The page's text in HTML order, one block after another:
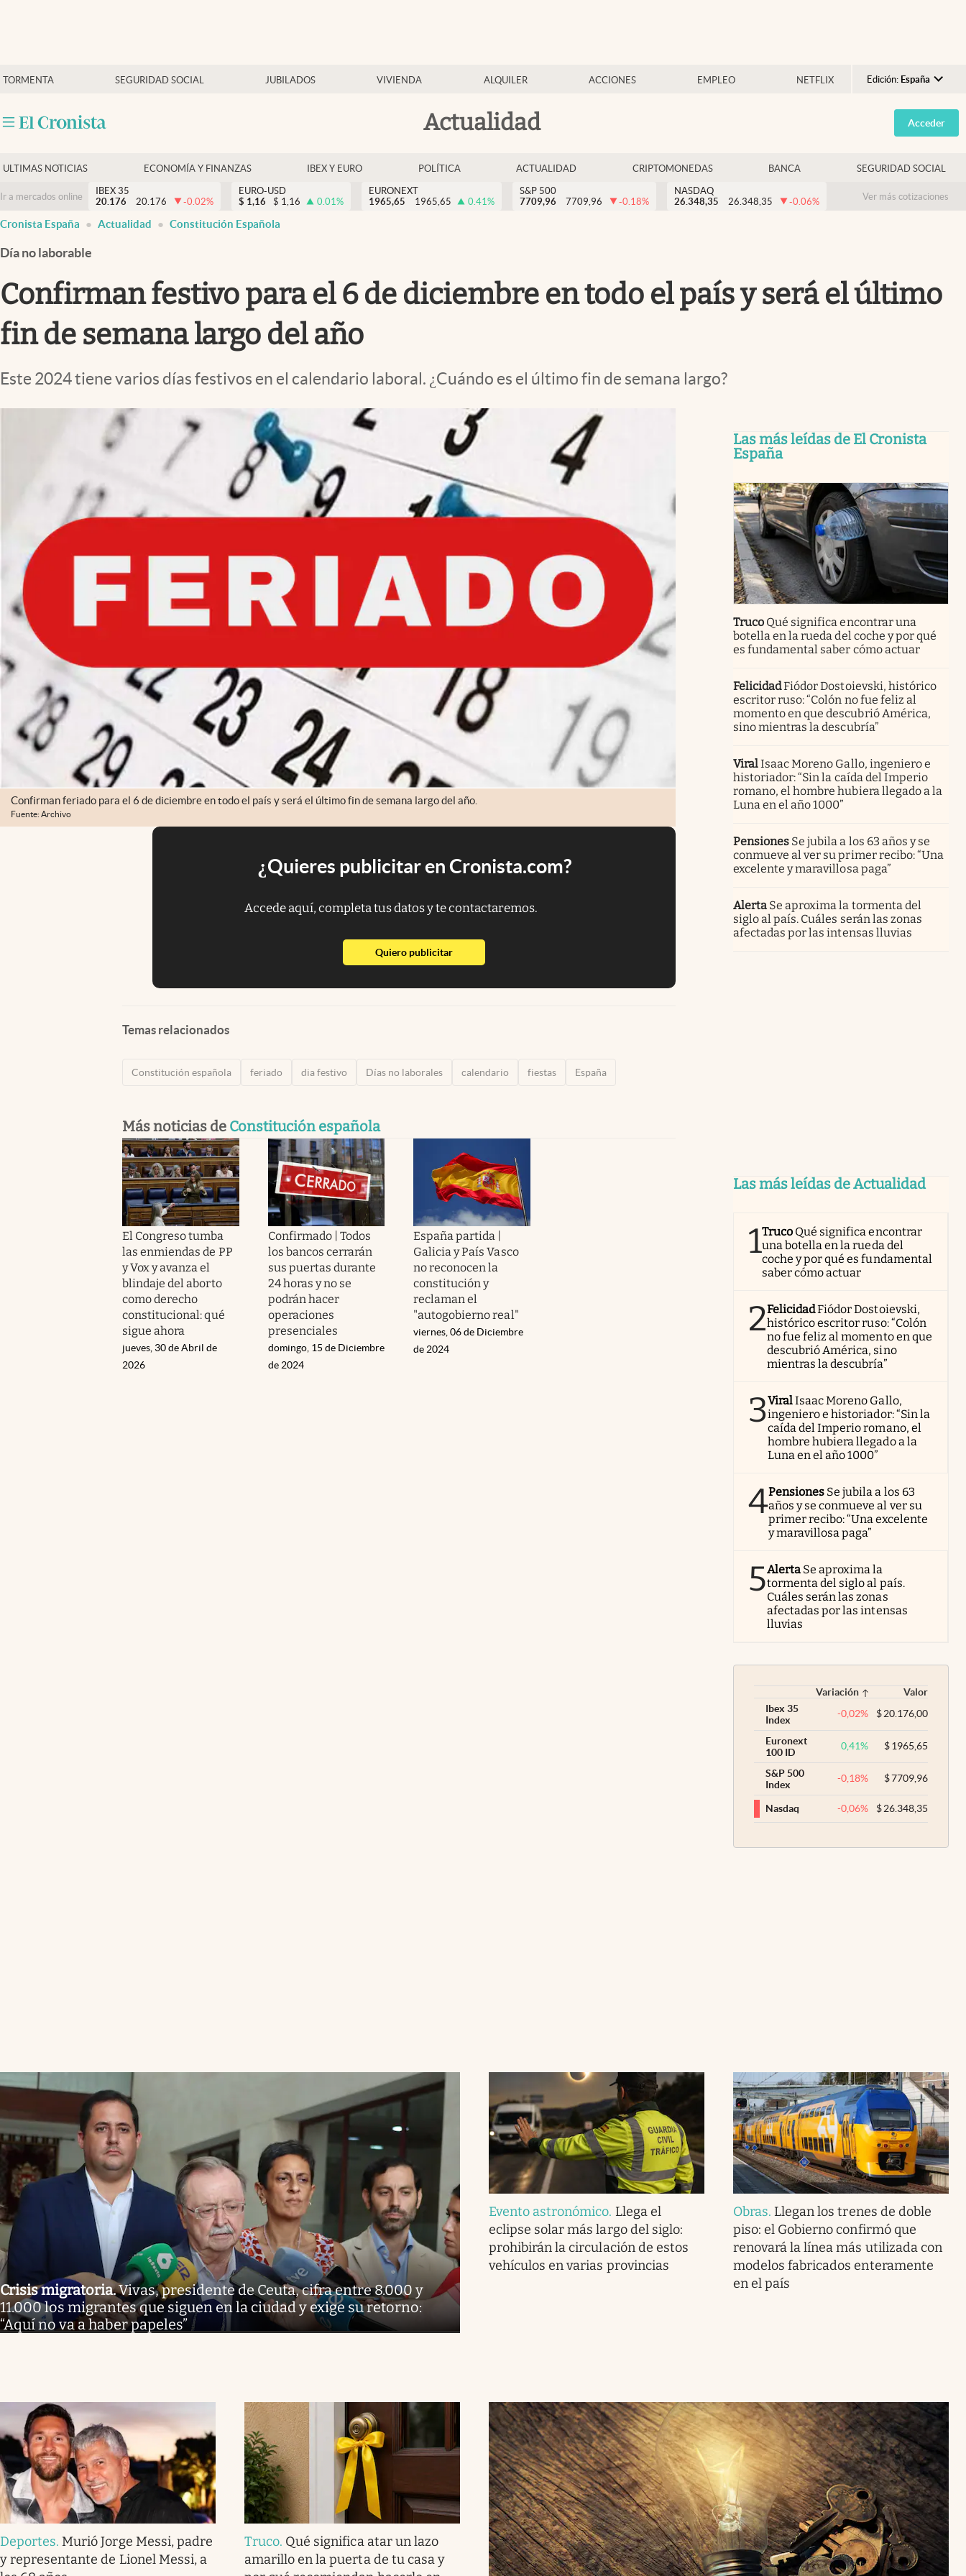
TORMENTA SEGURIDAD SOCIAL JUBILADOS VIVIENDA ALQUILER ACCIONES EMPLEO NETFLIX Edición: España
Argentina
España
USA
Colombia
Actualidad
Economía y finanzas
Criptomonedas
Acceder
ULTIMAS NOTICIAS ECONOMÍA Y FINANZAS IBEX Y EURO POLÍTICA ACTUALIDAD CRIPTOMONEDAS BANCA SEGURIDAD SOCIAL
Ir a mercados online
IBEX 35
20.176
20.176 -0.02%
EURO-USD
$ 1,16 $ 1,16 0.01%
EURONEXT
1965,65
1965,65 0.41%
S&P 500
7709,96
7709,96 -0.18%
NASDAQ
26.348,35
26.348,35 -0.06% Ver más cotizaciones
Cronista España Actualidad Constitución Española
Día no laborable
Confirman festivo para el 6 de diciembre en todo el país y será el último
fin de semana largo del año
Este 2024 tiene varios días festivos en el calendario laboral. ¿Cuándo es el último fin de semana largo?
Confirman feriado para el 6 de diciembre en todo el país y será el último fin de semana largo del año.
Fuente: Archivo
¿Quieres publicitar en Cronista.com?
Accede aquí, completa tus datos y te contactaremos.
Quiero publicitarabre en nueva pestaña
Temas relacionados
Constitución española feriado dia festivo Días no laborales calendario fiestas España
Más noticias de Constitución española
El Congreso tumba
las enmiendas de PP
y Vox y avanza el
blindaje del aborto
como derecho
constitucional: qué
sigue ahora
jueves, 30 de Abril de
2026
Confirmado | Todos
los bancos cerrarán
sus puertas durante
24 horas y no se
podrán hacer
operaciones
presenciales
domingo, 15 de Diciembre
de 2024
España partida |
Galicia y País Vasco
no reconocen la
constitución y
reclaman el
"autogobierno real"
viernes, 06 de Diciembre
de 2024
Las más leídas de El Cronista
España
Truco Qué significa encontrar una
botella en la rueda del coche y por qué
es fundamental saber cómo actuar
FelicidadFiódor Dostoievski, histórico
escritor ruso: “Colón no fue feliz al
momento en que descubrió América,
sino mientras la descubría”
ViralIsaac Moreno Gallo, ingeniero e
historiador: “Sin la caída del Imperio
romano, el hombre hubiera llegado a la
Luna en el año 1000”
Pensiones Se jubila a los 63 años y se
conmueve al ver su primer recibo: “Una
excelente y maravillosa paga”
Alerta Se aproxima la tormenta del
siglo al país. Cuáles serán las zonas
afectadas por las intensas lluvias
Las más leídas de Actualidad
1Truco Qué significa encontrar
una botella en la rueda del
coche y por qué es fundamental
saber cómo actuar
2FelicidadFiódor Dostoievski,
histórico escritor ruso: “Colón
no fue feliz al momento en que
descubrió América, sino
mientras la descubría”
3ViralIsaac Moreno Gallo,
ingeniero e historiador: “Sin la
caída del Imperio romano, el
hombre hubiera llegado a la
Luna en el año 1000”
4Pensiones Se jubila a los 63
años y se conmueve al ver su
primer recibo: “Una excelente
y maravillosa paga”
5Alerta Se aproxima la
tormenta del siglo al país.
Cuáles serán las zonas
afectadas por las intensas
lluvias
Variación
Valor
Ibex 35
Index
-0,02% $20.176,00
Euronext
100 ID
0,41% $1965,65
S&P 500
Index
-0,18% $7709,96
Nasdaq -0,06% $26.348,35
Crisis migratoria.Vivas, presidente de Ceuta, cifra entre 8.000 y
11.000 los migrantes que siguen en la ciudad y exige su retorno:
“Aquí no va a haber papeles”
Evento astronómico. Llega el
eclipse solar más largo del siglo:
prohibirán la circulación de estos
vehículos en varias provincias
Obras. Llegan los trenes de doble
piso: el Gobierno confirmó que
renovará la línea más utilizada con
modelos fabricados enteramente
en el país
Deportes. Murió Jorge Messi, padre
y representante de Lionel Messi, a
Truco. Qué significa atar un lazo
amarillo en la puerta de tu casa y